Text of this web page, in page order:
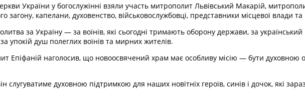
України у богослужінні взяли участь митрополит Львівський Макарій,
загону, капелани, духовенство, військовослужбовці, представники місцевої влади
за Україну — за воїнів, які сьогодні тримають оборону держави, за
упокій душ полеглих воїнів та мирних жителів.
Епіфаній наголосив, що новоосвячений храм має особливу місію — бути духовною
духовною підтримкою для наших новітніх героїв, синів і дочок, які